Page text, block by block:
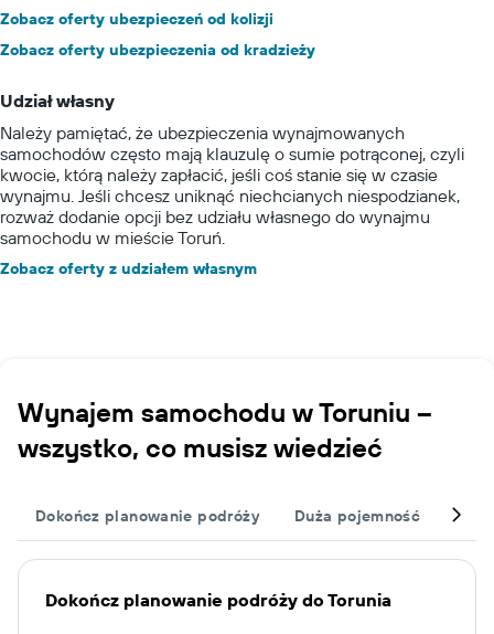
Zobacz oferty ubezpieczeń od kolizji
Zobacz oferty ubezpieczenia od kradzieży
Udział własny
Należy pamiętać, że ubezpieczenia wynajmowanych
samochodów często mają klauzulę o sumie potrąconej, czyli
kwocie, którą należy zapłacić, jeśli coś stanie się w czasie
wynajmu. Jeśli chcesz uniknąć niechcianych niespodzianek,
rozważ dodanie opcji bez udziału własnego do wynajmu
samochodu w mieście Toruń.
Zobacz oferty z udziałem własnym
Wynajem samochodu w Toruniu –
wszystko, co musisz wiedzieć
Dokończ planowanie podróży Duża pojemność Inne
Dokończ planowanie podróży do Torunia